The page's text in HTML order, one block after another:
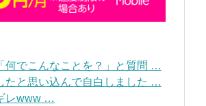
何でこんなことを？」と質問 …
たと思い込んで自白しました …
レwww …